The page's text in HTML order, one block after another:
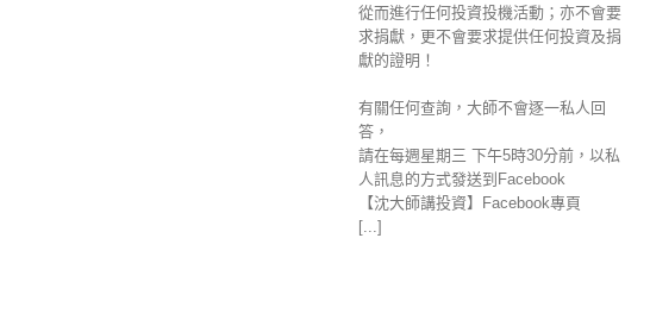
從而進行任何投資投機活動；亦不會要
求捐獻，更不會要求提供任何投資及捐
獻的證明！
有關任何查詢，大師不會逐一私人回
答，
請在每週星期三 下午5時30分前，以私
人訊息的方式發送到Facebook
【沈大師講投資】Facebook專頁
[...]